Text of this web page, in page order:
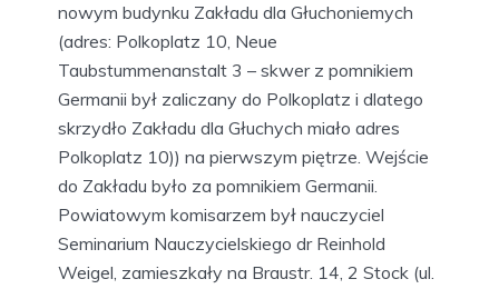
nowym budynku Zakładu dla Głuchoniemych
(adres: Polkoplatz 10, Neue
Taubstummenanstalt 3 – skwer z pomnikiem
Germanii był zaliczany do Polkoplatz i dlatego
skrzydło Zakładu dla Głuchych miało adres
Polkoplatz 10)) na pierwszym piętrze. Wejście
do Zakładu było za pomnikiem Germanii.
Powiatowym komisarzem był nauczyciel
Seminarium Nauczycielskiego dr Reinhold
Weigel, zamieszkały na Braustr. 14, 2 Stock (ul.